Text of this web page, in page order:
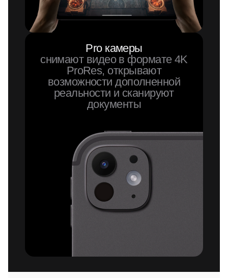
Pro камеры
снимают видео в формате 4K
ProRes, открывают
возможности дополненной
реальности и сканируют
документы